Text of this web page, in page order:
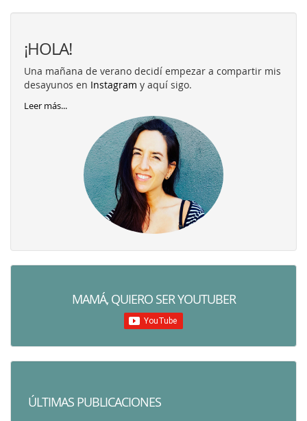
¡HOLA!
Una mañana de verano decidí empezar a compartir mis
desayunos en Instagram y aquí sigo.
Leer más...
MAMÁ, QUIERO SER YOUTUBER
ÚLTIMAS PUBLICACIONES